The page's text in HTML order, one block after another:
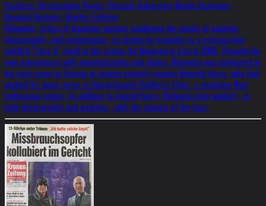
Faceless: Re-inventing Privacy Through Subversive Media Strategies
Bogomir Doringer, Brigitte Felderer
Helnwein, cycles of haunting portaits combining the media of painting,
photography, and performance, as shown for example in a retrospective
entitled "Face it", held in the Lentos Art Museum in Linz in 2006. Through his
own experiences with marginalization and abuse, Helnwein was motivated in
his early years in Vienna to protest strongly against Heinrich Gross, who had
worked for many years at Spiegelgrund Children's Clinic, a notorious Nazi
euthanasia center. In addition to injured faces, Helnwein also worked - in
both photography and painting - with the staging of the face.